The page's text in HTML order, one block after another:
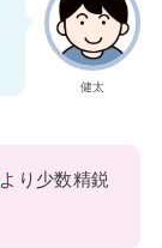
健太
より少数精鋭